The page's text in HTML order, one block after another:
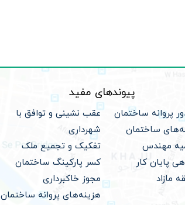
پیوندهای مفید
پروانه ساختمان
ساختمان
مهندس
پایان کار
مازاد
عقب نشینی و توافق با
شهرداری
تفکیک و تجمیع ملک
کسر پارکینگ ساختمان
مجوز خاکبرداری
هزینه‌های پروانه ساختمان